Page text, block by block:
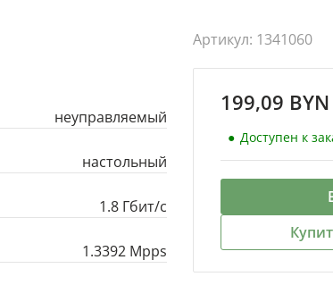
неуправляемый
настольный
1.8 Гбит/с
1.3392 Mpps
Артикул: 1341060
199,09 BYN
Доступен к